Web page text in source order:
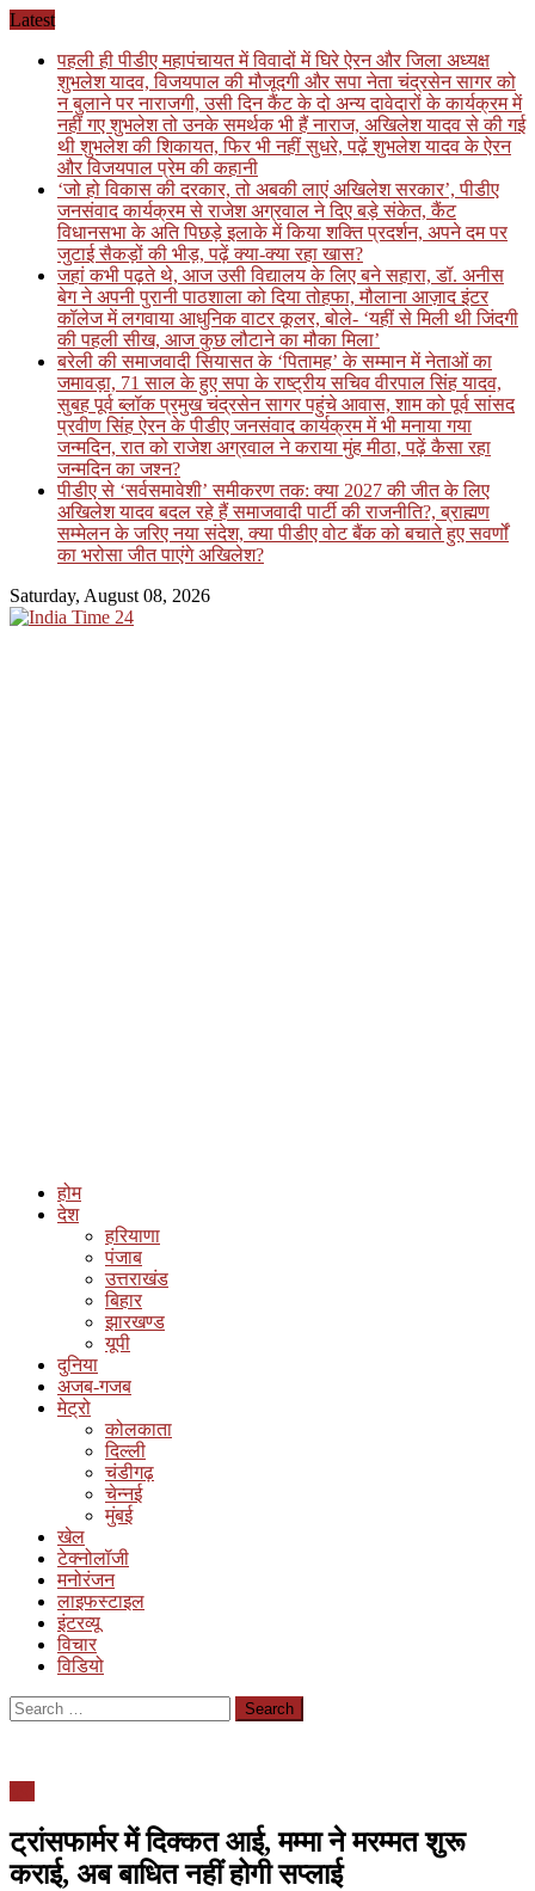
Skip
content
Latest
पहली ही पीडीए महापंचायत में विवादों में घिरे ऐरन और जिला अध्यक्ष
शुभलेश यादव, विजयपाल की मौजूदगी और सपा नेता चंद्रसेन सागर को
न बुलाने पर नाराजगी, उसी दिन कैंट के दो अन्य दावेदारों के कार्यक्रम में
नहीं गए शुभलेश तो उनके समर्थक भी हैं नाराज, अखिलेश यादव से की गई
थी शुभलेश की शिकायत, फिर भी नहीं सुधरे, पढ़ें शुभलेश यादव के ऐरन
और विजयपाल प्रेम की कहानी
‘जो हो विकास की दरकार, तो अबकी लाएं अखिलेश सरकार’, पीडीए
जनसंवाद कार्यक्रम से राजेश अग्रवाल ने दिए बड़े संकेत, कैंट
विधानसभा के अति पिछड़े इलाके में किया शक्ति प्रदर्शन, अपने दम पर
जुटाई सैकड़ों की भीड़, पढ़ें क्या-क्या रहा खास?
जहां कभी पढ़ते थे, आज उसी विद्यालय के लिए बने सहारा, डॉ. अनीस
बेग ने अपनी पुरानी पाठशाला को दिया तोहफा, मौलाना आज़ाद इंटर
कॉलेज में लगवाया आधुनिक वाटर कूलर, बोले- ‘यहीं से मिली थी जिंदगी
की पहली सीख, आज कुछ लौटाने का मौका मिला’
बरेली की समाजवादी सियासत के ‘पितामह’ के सम्मान में नेताओं का
जमावड़ा, 71 साल के हुए सपा के राष्ट्रीय सचिव वीरपाल सिंह यादव,
सुबह पूर्व ब्लॉक प्रमुख चंद्रसेन सागर पहुंचे आवास, शाम को पूर्व सांसद
प्रवीण सिंह ऐरन के पीडीए जनसंवाद कार्यक्रम में भी मनाया गया
जन्मदिन, रात को राजेश अग्रवाल ने कराया मुंह मीठा, पढ़ें कैसा रहा
जन्मदिन का जश्न?
पीडीए से ‘सर्वसमावेशी’ समीकरण तक: क्या 2027 की जीत के लिए
अखिलेश यादव बदल रहे हैं समाजवादी पार्टी की राजनीति?, ब्राह्मण
सम्मेलन के जरिए नया संदेश, क्या पीडीए वोट बैंक को बचाते हुए सवर्णों
का भरोसा जीत पाएंगे अखिलेश?
Saturday, August 08, 2026
होम
देश
हरियाणा
पंजाब
उत्तराखंड
बिहार
झारखण्ड
यूपी
दुनिया
अजब-गजब
मेट्रो
कोलकाता
दिल्ली
चंडीगढ़
चेन्नई
मुंबई
खेल
टेक्नोलॉजी
मनोरंजन
लाइफस्टाइल
इंटरव्यू
विचार
विडियो
Search
for:
ट्रांसफार्मर में दिक्कत आई, मम्मा ने मरम्मत शुरू
कराई, अब बाधित नहीं होगी सप्लाई